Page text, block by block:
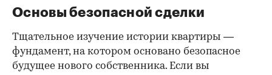
Основы безопасной сделки
Тщательное изучение истории квартиры —
фундамент, на котором основано безопасное
будущее нового собственника. Если вы